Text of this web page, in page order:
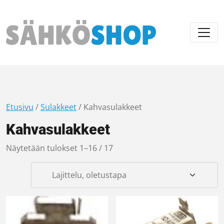
Päävalikko
Etusivu /Sulakkeet/ Kahvasulakkeet
Kahvasulakkeet
Näytetään tulokset 1–16 / 17